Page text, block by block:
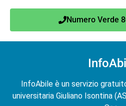
Numero Verde
InfoAbile è un servizio
universitaria Giuliano Isontina